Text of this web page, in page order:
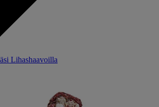
Lihashaavoilla